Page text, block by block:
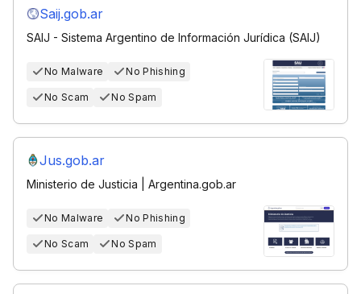
Saij.gob.ar
SAIJ - Sistema Argentino de Información Jurídica (SAIJ)
No Malware No Phishing
No Scam No Spam
Jus.gob.ar
Ministerio de Justicia | Argentina.gob.ar
No Malware No Phishing
No Scam No Spam